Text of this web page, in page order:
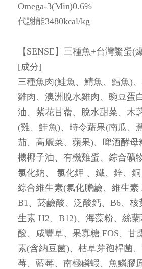
Omega-3(Min)0.6%
代謝能3480kcal/kg
【 SENSE 】 三種魚+台灣鱉蛋(
[成分]
三種魚肉(鮭魚、鯖魚、鱈魚)
雞肉、澳洲脫水雞肉、豌豆蛋
油、紫花苜蓿、脫水甜菜、木
(雞、鮭魚)、時令蔬果(南瓜、
茄、高麗菜、蘋果)、啤酒酵
機椰子油、有機雞蛋、綜合礦
氯化鈉、 氯化鉀 、鐵、鋅、銅
綜合維生素(氯化膽鹼、維生素
B1、菸鹼酸、泛酸鈣、B6、
生素 H2、B12)、海藻粉、絲
酸、咸豐草、果寡糖 FOS、甘
素(含納豆菌)、枯草芽孢桿菌
莓、藍莓、南極磷蝦、魚鱗膠